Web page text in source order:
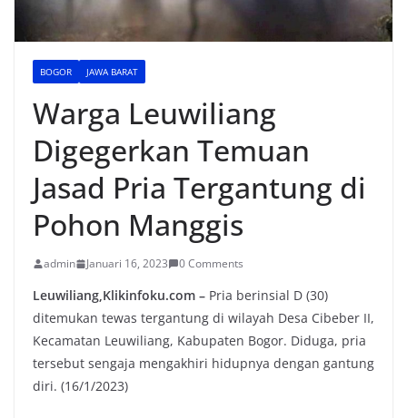
BOGOR JAWA BARAT
Warga Leuwiliang
Digegerkan Temuan
Jasad Pria Tergantung di
Pohon Manggis
admin Januari 16, 2023 0 Comments
Leuwiliang,Klikinfoku.com – Pria berinsial D (30)
ditemukan tewas tergantung di wilayah Desa Cibeber II,
Kecamatan Leuwiliang, Kabupaten Bogor. Diduga, pria
tersebut sengaja mengakhiri hidupnya dengan gantung
diri. (16/1/2023)